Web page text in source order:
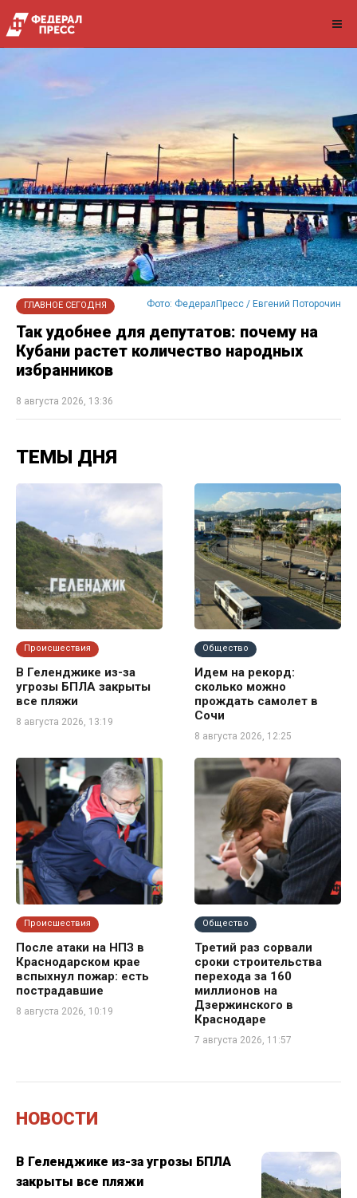
ГЛАВНОЕ СЕГОДНЯ Фото: ФедералПресс / Евгений Поторочин
Так удобнее для депутатов: почему на
Кубани растет количество народных
избранников
8 августа 2026, 13:36
ТЕМЫ ДНЯ
Происшествия
В Геленджике из-за
угрозы БПЛА закрыты
все пляжи
8 августа 2026, 13:19
Общество
Идем на рекорд:
сколько можно
прождать самолет в
Сочи
8 августа 2026, 12:25
Происшествия
После атаки на НПЗ в
Краснодарском крае
вспыхнул пожар: есть
пострадавшие
8 августа 2026, 10:19
Общество
Третий раз сорвали
сроки строительства
перехода за 160
миллионов на
Дзержинского в
Краснодаре
7 августа 2026, 11:57
НОВОСТИ
В Геленджике из-за угрозы БПЛА
закрыты все пляжи